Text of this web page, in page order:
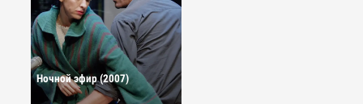
Ночной эфир (2007)